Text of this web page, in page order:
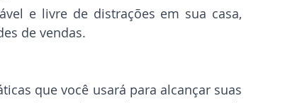
e livre de distrações em sua casa,
de vendas.
que você usará para alcançar suas